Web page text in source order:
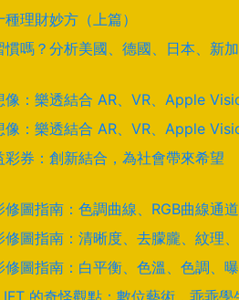
理財妙方（上篇）
慣嗎？分析美國、德國、日本、新
：樂透結合 AR、VR、Apple
：樂透結合 AR、VR、Apple
彩券：創新結合，為社會帶來希望
修圖指南：色調曲線、RGB曲線通
修圖指南：清晰度、去朦朧、紋理
修圖指南：白平衡、色溫、色調、
的奇怪觀點：數位藝術．乖乖學